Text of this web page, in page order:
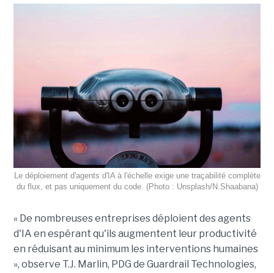
Le déploiement d'agents d'IA à l'échelle exige une traçabilité complète
du flux, et pas uniquement du code. (Photo : Unsplash/N.Shaabana)
« De nombreuses entreprises déploient des agents
d'IA en espérant qu'ils augmentent leur productivité
en réduisant au minimum les interventions humaines
», observe T.J. Marlin, PDG de Guardrail Technologies,